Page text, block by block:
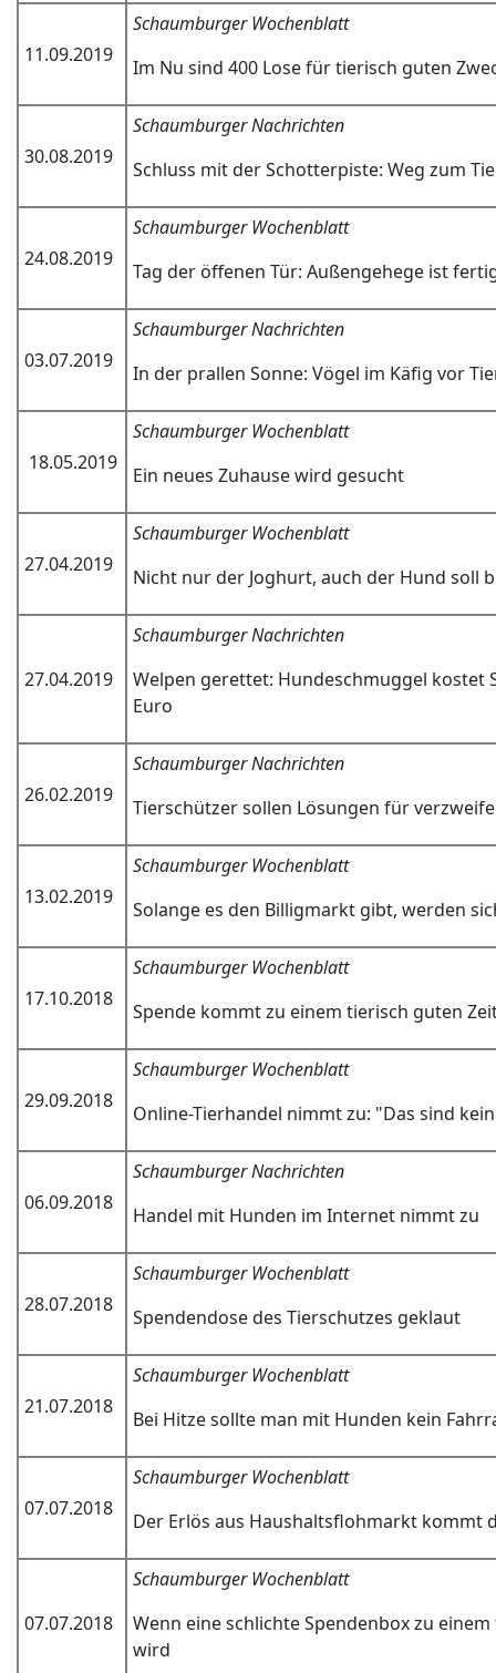
11.09.2019
Schaumburger Wochenblatt
Im Nu sind 400 Lose für tierisch guten
30.08.2019
Schaumburger Nachrichten
Schluss mit der Schotterpiste: Weg zum
24.08.2019
Schaumburger Wochenblatt
Tag der öffenen Tür: Außengehege ist
03.07.2019
Schaumburger Nachrichten
In der prallen Sonne: Vögel im Käfig vor
18.05.2019
Schaumburger Wochenblatt
Ein neues Zuhause wird gesucht
27.04.2019
Schaumburger Wochenblatt
Nicht nur der Joghurt, auch der Hund soll
27.04.2019
Schaumburger Nachrichten
Welpen gerettet: Hundeschmuggel kostet
Euro
26.02.2019
Schaumburger Nachrichten
Tierschützer sollen Lösungen für
13.02.2019
Schaumburger Wochenblatt
Solange es den Billigmarkt gibt, werden
17.10.2018
Schaumburger Wochenblatt
Spende kommt zu einem tierisch guten
29.09.2018
Schaumburger Wochenblatt
Online-Tierhandel nimmt zu: "Das sind
06.09.2018
Schaumburger Nachrichten
Handel mit Hunden im Internet nimmt zu
28.07.2018
Schaumburger Wochenblatt
Spendendose des Tierschutzes geklaut
21.07.2018
Schaumburger Wochenblatt
Bei Hitze sollte man mit Hunden kein
07.07.2018
Schaumburger Wochenblatt
Der Erlös aus Haushaltsflohmarkt kommt
07.07.2018
Schaumburger Wochenblatt
Wenn eine schlichte Spendenbox zu
wird